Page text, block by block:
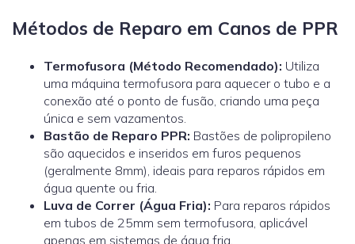
Métodos de Reparo em Canos de PPR
Termofusora (Método Recomendado): Utiliza
uma máquina termofusora para aquecer o tubo e a
conexão até o ponto de fusão, criando uma peça
única e sem vazamentos.
Bastão de Reparo PPR: Bastões de polipropileno
são aquecidos e inseridos em furos pequenos
(geralmente 8mm), ideais para reparos rápidos em
água quente ou fria.
Luva de Correr (Água Fria): Para reparos rápidos
em tubos de 25mm sem termofusora, aplicável
apenas em sistemas de água fria.